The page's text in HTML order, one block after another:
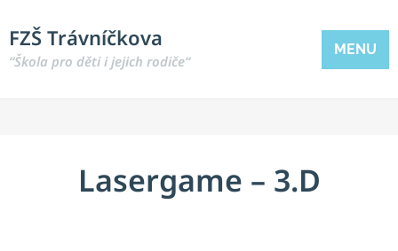
FZŠ Trávníčkova
“Škola pro děti i jejich rodiče“
MENU
Lasergame – 3.D